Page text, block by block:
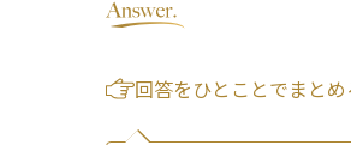
回答をひとことでまとめ